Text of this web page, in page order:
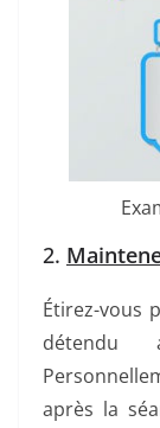
2.
Étirez-vous
détendu
après la